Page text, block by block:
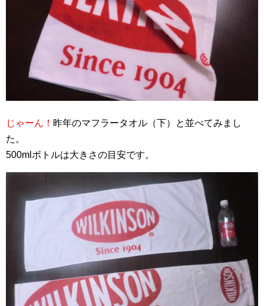
じゃーん！ 昨年のマフラータオル（下）と並べてみまし
た。
500mlボトルは大きさの目安です。